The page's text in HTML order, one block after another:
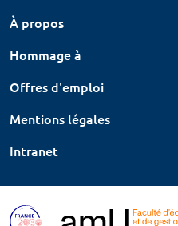
À propos
Hommage à
Offres d'emploi
Mentions légales
Intranet